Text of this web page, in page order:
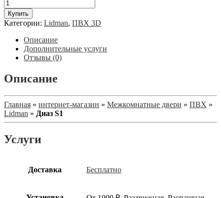
Купить
Категории: Lidman, ПВХ 3D
Описание
Дополнительные услуги
Отзывы (0)
Описание
Главная » интернет-магазин » Межкомнатные двери » ПВХ »
Lidman » Диаз S1
Услуги
Доставка Бесплатно